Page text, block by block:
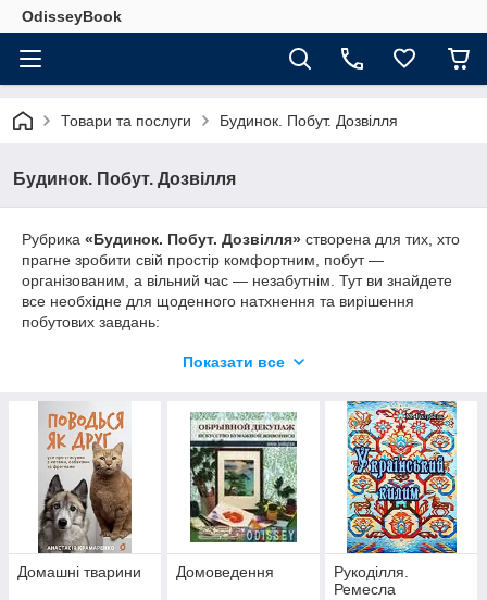
OdisseyBook
Товари та послуги Будинок. Побут. Дозвілля
Будинок. Побут. Дозвілля
Рубрика «Будинок. Побут. Дозвілля» створена для тих, хто
прагне зробити свій простір комфортним, побут —
організованим, а вільний час — незабутнім. Тут ви знайдете
все необхідне для щоденного натхнення та вирішення
побутових завдань:
організація простору та створення домашнього
Побут:корисні поради щодо прибирання, еко-
засоби для дому, догляд за речами та полегшення
щоденної рутини.
Дозвілля:
цікаві хобі, ідеї для сімейних вечорів,
підбірки книг і фільмів, а також варіанти активного
відпочинку.
Дізнавайтеся, як перетворити звичайні домашні справи на
задоволення та де шукати ресурс для відпочинку після
Показати все
Домашні тварини Домоведення
Рукоділля.
Ремесла